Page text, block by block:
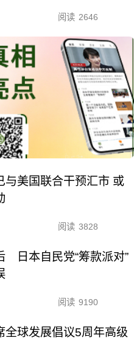
阅读 2646
与美国联合干预汇市 或
阅读 3828
日本自民党“筹款派对”
阅读 9190
全球发展倡议5周年高级